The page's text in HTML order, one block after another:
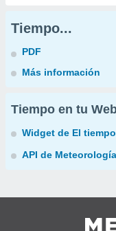
Tiempo...
PDF
Más información
Tiempo en tu
Widget de El tiempo
API de Meteorología